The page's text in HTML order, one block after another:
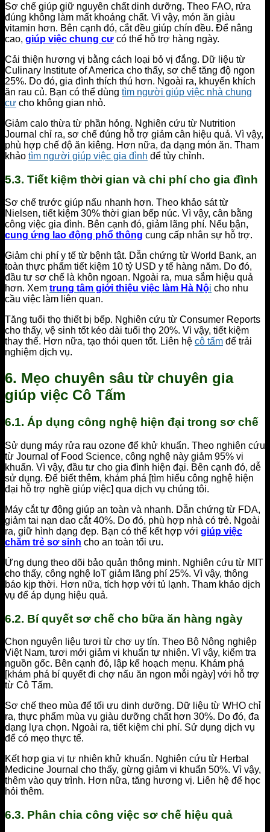
Sơ chế giúp giữ nguyên chất dinh dưỡng. Theo FAO, rửa
đúng không làm mất khoáng chất. Vì vậy, món ăn giàu
vitamin hơn. Bên cạnh đó, cắt đều giúp chín đều. Để nâng
cao, giúp việc chung cư có thể hỗ trợ hàng ngày.
Cải thiện hương vị bằng cách loại bỏ vị đắng. Dữ liệu từ
Culinary Institute of America cho thấy, sơ chế tăng độ ngon
25%. Do đó, gia đình thích thú hơn. Ngoài ra, khuyến khích
ăn rau củ. Bạn có thể dùng tìm người giúp việc nhà chung
cư cho không gian nhỏ.
Giảm calo thừa từ phần hỏng. Nghiên cứu từ Nutrition
Journal chỉ ra, sơ chế đúng hỗ trợ giảm cân hiệu quả. Vì vậy,
phù hợp chế độ ăn kiêng. Hơn nữa, đa dạng món ăn. Tham
khảo tìm người giúp việc gia đình để tùy chỉnh.
5.3. Tiết kiệm thời gian và chi phí cho gia đình
Sơ chế trước giúp nấu nhanh hơn. Theo khảo sát từ
Nielsen, tiết kiệm 30% thời gian bếp núc. Vì vậy, cân bằng
công việc gia đình. Bên cạnh đó, giảm lãng phí. Nếu bận,
cung ứng lao động phổ thông cung cấp nhân sự hỗ trợ.
Giảm chi phí y tế từ bệnh tật. Dẫn chứng từ World Bank, an
toàn thực phẩm tiết kiệm 10 tỷ USD y tế hàng năm. Do đó,
đầu tư sơ chế là khôn ngoan. Ngoài ra, mua sắm hiệu quả
hơn. Xem trung tâm giới thiệu việc làm Hà Nội cho nhu
cầu việc làm liên quan.
Tăng tuổi thọ thiết bị bếp. Nghiên cứu từ Consumer Reports
cho thấy, vệ sinh tốt kéo dài tuổi thọ 20%. Vì vậy, tiết kiệm
thay thế. Hơn nữa, tạo thói quen tốt. Liên hệ cô tấm để trải
nghiệm dịch vụ.
6. Mẹo chuyên sâu từ chuyên gia
giúp việc Cô Tấm
6.1. Áp dụng công nghệ hiện đại trong sơ chế
Sử dụng máy rửa rau ozone để khử khuẩn. Theo nghiên cứu
từ Journal of Food Science, công nghệ này giảm 95% vi
khuẩn. Vì vậy, đầu tư cho gia đình hiện đại. Bên cạnh đó, dễ
sử dụng. Để biết thêm, khám phá [tìm hiểu công nghệ hiện
đại hỗ trợ nghề giúp việc] qua dịch vụ chúng tôi.
Máy cắt tự động giúp an toàn và nhanh. Dẫn chứng từ FDA,
giảm tai nạn dao cắt 40%. Do đó, phù hợp nhà có trẻ. Ngoài
ra, giữ hình dạng đẹp. Bạn có thể kết hợp với giúp việc
chăm trẻ sơ sinh cho an toàn tối ưu.
Ứng dụng theo dõi bảo quản thông minh. Nghiên cứu từ MIT
cho thấy, công nghệ IoT giảm lãng phí 25%. Vì vậy, thông
báo kịp thời. Hơn nữa, tích hợp với tủ lạnh. Tham khảo dịch
vụ để áp dụng hiệu quả.
6.2. Bí quyết sơ chế cho bữa ăn hàng ngày
Chọn nguyên liệu tươi từ chợ uy tín. Theo Bộ Nông nghiệp
Việt Nam, tươi mới giảm vi khuẩn tự nhiên. Vì vậy, kiểm tra
nguồn gốc. Bên cạnh đó, lập kế hoạch menu. Khám phá
[khám phá bí quyết đi chợ nấu ăn ngon mỗi ngày] với hỗ trợ
từ Cô Tấm.
Sơ chế theo mùa để tối ưu dinh dưỡng. Dữ liệu từ WHO chỉ
ra, thực phẩm mùa vụ giàu dưỡng chất hơn 30%. Do đó, đa
dạng lựa chọn. Ngoài ra, tiết kiệm chi phí. Sử dụng dịch vụ
để có mẹo thực tế.
Kết hợp gia vị tự nhiên khử khuẩn. Nghiên cứu từ Herbal
Medicine Journal cho thấy, gừng giảm vi khuẩn 50%. Vì vậy,
thêm vào quy trình. Hơn nữa, tăng hương vị. Liên hệ để học
hỏi thêm.
6.3. Phân chia công việc sơ chế hiệu quả